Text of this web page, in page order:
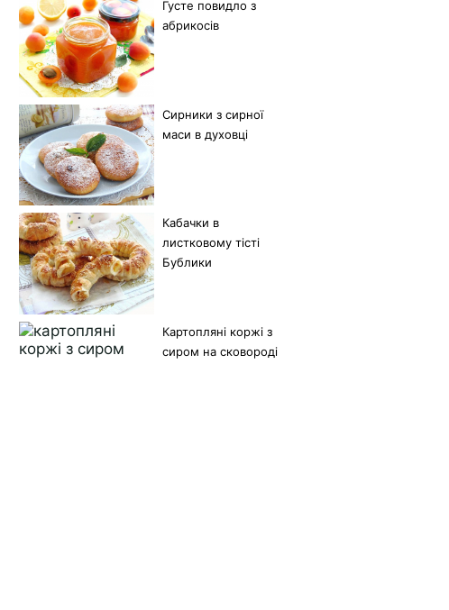
Густе повидло з
абрикосів
Сирники з сирної
маси в духовці
Кабачки в
листковому тісті
Бублики
Картопляні коржі з
сиром на сковороді